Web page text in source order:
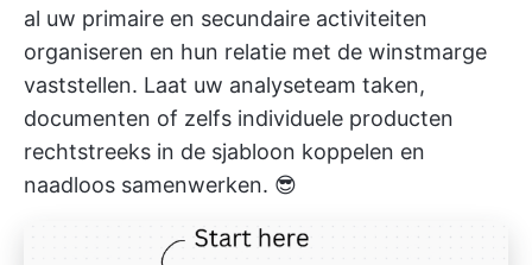
al uw primaire en secundaire activiteiten
organiseren en hun relatie met de winstmarge
vaststellen. Laat uw analyseteam taken,
documenten of zelfs individuele producten
rechtstreeks in de sjabloon koppelen en
naadloos samenwerken. 😎